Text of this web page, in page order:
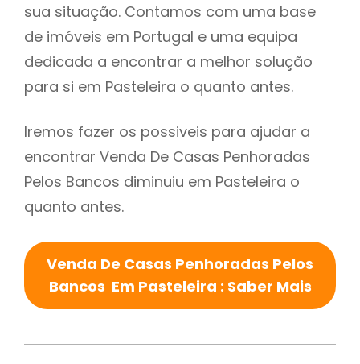
sua situação. Contamos com uma base
de imóveis em Portugal e uma equipa
dedicada a encontrar a melhor solução
para si em Pasteleira o quanto antes.
Iremos fazer os possiveis para ajudar a
encontrar Venda De Casas Penhoradas
Pelos Bancos diminuiu em Pasteleira o
quanto antes.
Venda De Casas Penhoradas Pelos
Bancos Em Pasteleira : Saber Mais